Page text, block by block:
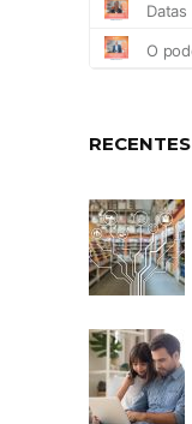
RECENTES